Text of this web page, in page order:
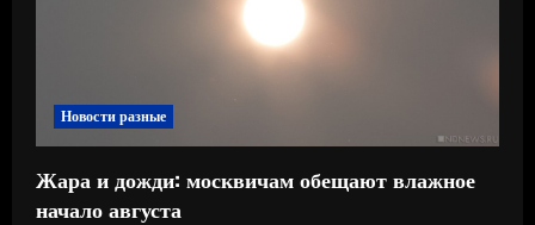
Новости разные
Жара и дожди: москвичам обещают влажное
начало августа